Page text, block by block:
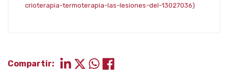
crioterapia-termoterapia-las-lesiones-del-13027036)
Compartir: